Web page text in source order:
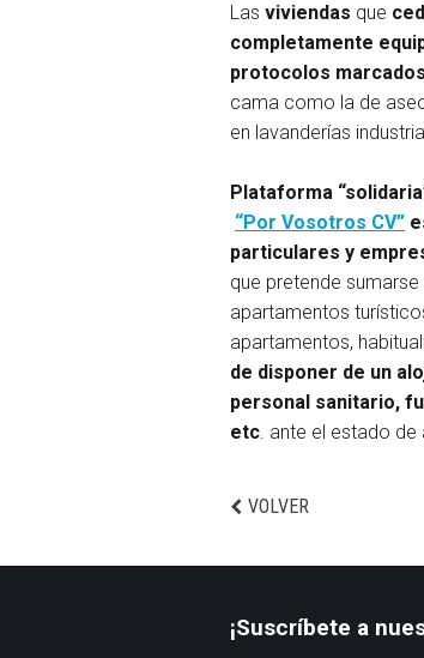
Las viviendas que
completamente
protocolos
cama como la de
en lavanderías
Plataforma
“Por Vosotros CV”
particulares y
que pretende
apartamentos
apartamentos,
de disponer de un
personal sanitario,
etc. ante el estado
VOLVER
¡Suscríbete a